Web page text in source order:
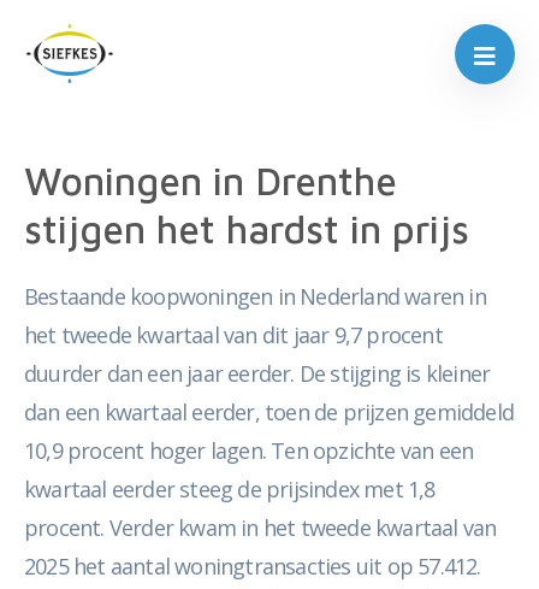
Woningen in Drenthe
stijgen het hardst in prijs
Bestaande koopwoningen in Nederland waren in
het tweede kwartaal van dit jaar 9,7 procent
duurder dan een jaar eerder. De stijging is kleiner
dan een kwartaal eerder, toen de prijzen gemiddeld
10,9 procent hoger lagen. Ten opzichte van een
kwartaal eerder steeg de prijsindex met 1,8
procent. Verder kwam in het tweede kwartaal van
2025 het aantal woningtransacties uit op 57.412.